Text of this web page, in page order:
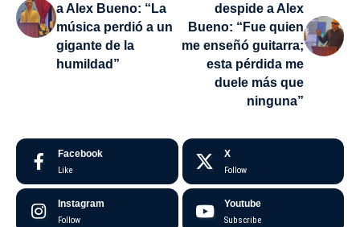
a Alex Bueno: “La
música perdió a un
gigante de la
humildad”
despide a Alex
Bueno: “Fue quien
me enseñó guitarra;
esta pérdida me
duele más que
ninguna”
Facebook
Like
X
Follow
Instagram
Follow
Youtube
Subscribe